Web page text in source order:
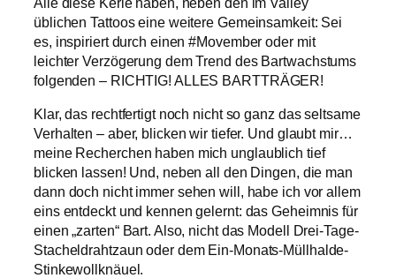
üblichen Tattoos eine weitere Gemeinsamkeit: Sei
es, inspiriert durch einen #Movember oder mit
leichter Verzögerung dem Trend des Bartwachstums
folgenden – RICHTIG! ALLES BARTTRÄGER!
Klar, das rechtfertigt noch nicht so ganz das seltsame
Verhalten – aber, blicken wir tiefer. Und glaubt mir…
meine Recherchen haben mich unglaublich tief
blicken lassen! Und, neben all den Dingen, die man
dann doch nicht immer sehen will, habe ich vor allem
eins entdeckt und kennen gelernt: das Geheimnis für
einen „zarten“ Bart. Also, nicht das Modell Drei-Tage-
Stacheldrahtzaun oder dem Ein-Monats-Müllhalde-
Stinkewollknäuel.